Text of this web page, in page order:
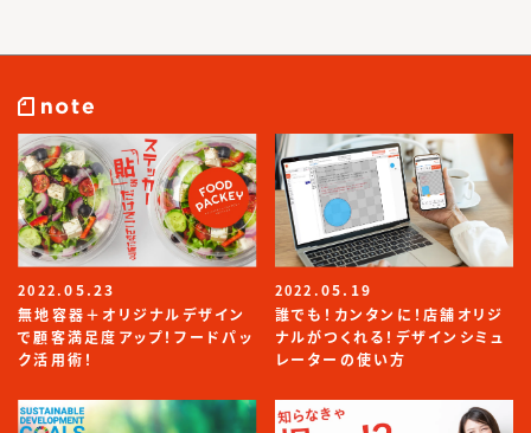
2022.05.23
無地容器＋オリジナルデザイン
で顧客満足度アップ！フードパッ
ク活用術！
2022.05.19
誰でも！カンタンに！店舗オリジ
ナルがつくれる！デザインシミュ
レーターの使い方